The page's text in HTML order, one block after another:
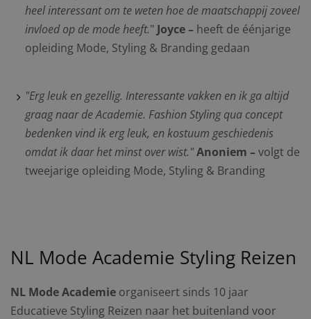
heel interessant om te weten hoe de maatschappij zoveel
invloed op de mode heeft." Joyce– heeft de éénjarige
opleiding Mode, Styling & Branding gedaan
"Erg leuk en gezellig. Interessante vakken en ik ga altijd
graag naar de Academie. Fashion Styling quaconcept
bedenken vind ik erg leuk, en kostuum geschiedenis
omdat ik daar het minst over wist."Anoniem –volgt de
tweejarige opleiding Mode, Styling & Branding
NL Mode Academie Styling Reizen
NL Mode Academie organiseert sinds 10 jaar
Educatieve Styling Reizen naar het buitenland voor